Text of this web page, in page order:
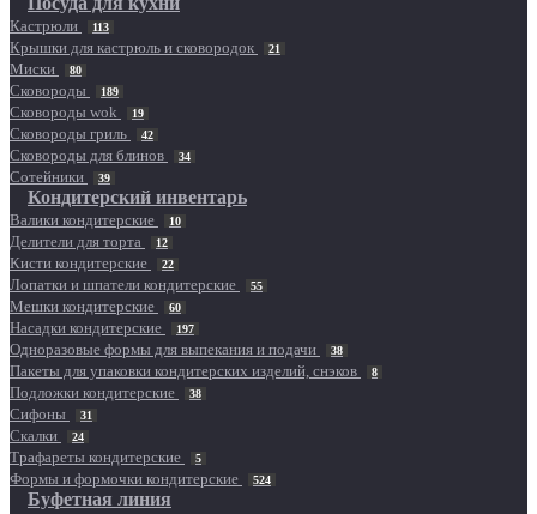
Кастрюли 113
Крышки для кастрюль и сковородок 21
Миски 80
Сковороды 189
Сковороды wok 19
Сковороды гриль 42
Сковороды для блинов 34
Сотейники 39
Кондитерский инвентарь
Валики кондитерские 10
Делители для торта 12
Кисти кондитерские 22
Лопатки и шпатели кондитерские 55
Мешки кондитерские 60
Насадки кондитерские 197
Одноразовые формы для выпекания и подачи 38
Пакеты для упаковки кондитерских изделий, снэков 8
Подложки кондитерские 38
Сифоны 31
Скалки 24
Трафареты кондитерские 5
Формы и формочки кондитерские 524
Буфетная линия